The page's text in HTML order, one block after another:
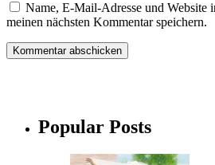
Name, E-Mail-Adresse und Website
meinen nächsten Kommentar speichern.
Popular Posts